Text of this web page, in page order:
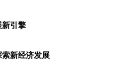
新引擎
新经济发展